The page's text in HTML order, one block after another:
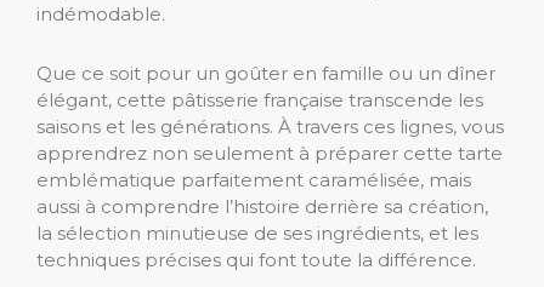
indémodable.
Que ce soit pour un goûter en famille ou un dîner
élégant, cette pâtisserie française transcende les
saisons et les générations. À travers ces lignes, vous
apprendrez non seulement à préparer cette tarte
emblématique parfaitement caramélisée, mais
aussi à comprendre l’histoire derrière sa création,
la sélection minutieuse de ses ingrédients, et les
techniques précises qui font toute la différence.